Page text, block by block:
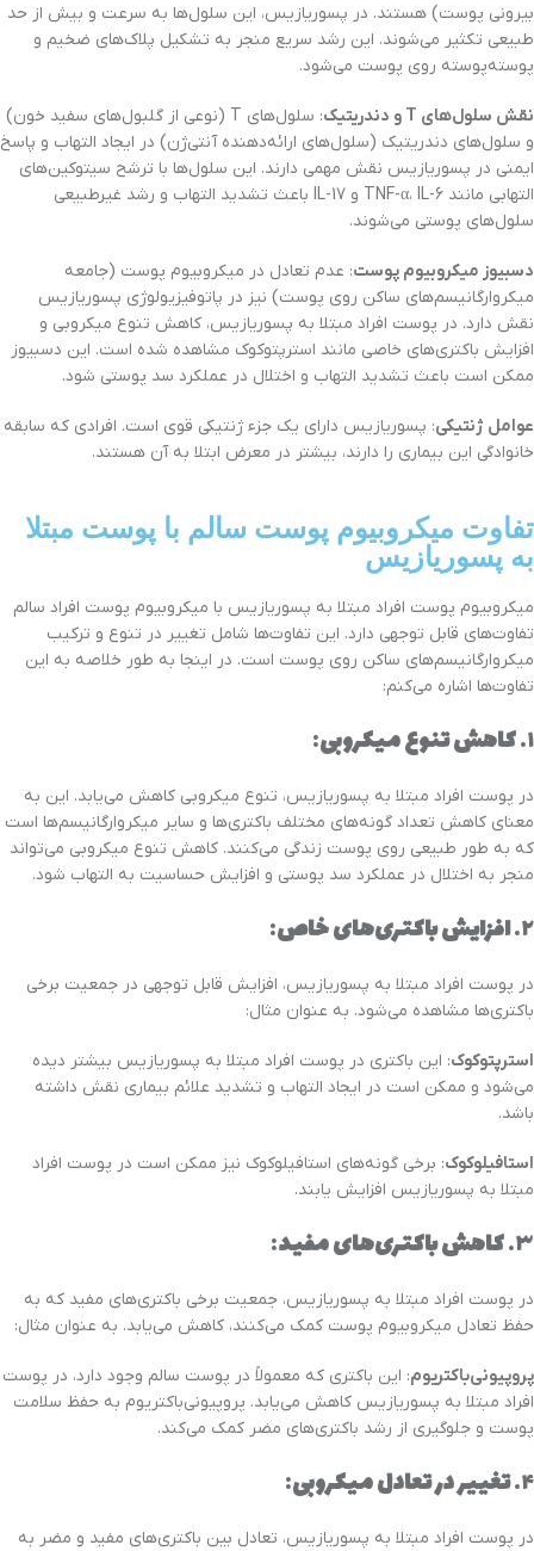
بیرونی پوست) هستند. در پسوریازیس، این سلول‌ها به سرعت و بیش از حد
طبیعی تکثیر می‌شوند. این رشد سریع منجر به تشکیل پلاک‌های ضخیم و
پوسته‌پوسته روی پوست می‌شود.
نقش سلول‌های T و دندریتیک
: سلول‌های T (نوعی از گلبول‌های سفید خون)
و سلول‌های دندریتیک (سلول‌های ارائه‌دهنده آنتی‌ژن) در ایجاد التهاب و پاسخ
ایمنی در پسوریازیس نقش مهمی دارند. این سلول‌ها با ترشح سیتوکین‌های
التهابی مانند TNF-α، IL-6 و IL-17 باعث تشدید التهاب و رشد غیرطبیعی
سلول‌های پوستی می‌شوند.
دسبیوز میکروبیوم پوست: عدم تعادل در میکروبیوم پوست (جامعه
میکروارگانیسم‌های ساکن روی پوست) نیز در پاتوفیزیولوژی پسوریازیس
نقش دارد. در پوست افراد مبتلا به پسوریازیس، کاهش تنوع میکروبی و
افزایش باکتری‌های خاصی مانند استرپتوکوک مشاهده شده است. این دسبیوز
ممکن است باعث تشدید التهاب و اختلال در عملکرد سد پوستی شود.
عوامل ژنتیکی: پسوریازیس دارای یک جزء ژنتیکی قوی است. افرادی که سابقه
خانوادگی این بیماری را دارند، بیشتر در معرض ابتلا به آن هستند.
تفاوت میکروبیوم پوست سالم با پوست مبتلا
به پسوریازیس
میکروبیوم پوست افراد مبتلا به پسوریازیس با میکروبیوم پوست افراد سالم
تفاوت‌های قابل توجهی دارد. این تفاوت‌ها شامل تغییر در تنوع و ترکیب
میکروارگانیسم‌های ساکن روی پوست است. در اینجا به طور خلاصه به این
تفاوت‌ها اشاره می‌کنم:
۱. کاهش تنوع میکروبی:
در پوست افراد مبتلا به پسوریازیس، تنوع میکروبی کاهش می‌یابد. این به
معنای کاهش تعداد گونه‌های مختلف باکتری‌ها و سایر میکروارگانیسم‌ها است
که به طور طبیعی روی پوست زندگی می‌کنند. کاهش تنوع میکروبی می‌تواند
منجر به اختلال در عملکرد سد پوستی و افزایش حساسیت به التهاب شود.
۲. افزایش باکتری‌های خاص:
در پوست افراد مبتلا به پسوریازیس، افزایش قابل توجهی در جمعیت برخی
باکتری‌ها مشاهده می‌شود. به عنوان مثال:
استرپتوکوک: این باکتری در پوست افراد مبتلا به پسوریازیس بیشتر دیده
می‌شود و ممکن است در ایجاد التهاب و تشدید علائم بیماری نقش داشته
باشد.
استافیلوکوک: برخی گونه‌های استافیلوکوک نیز ممکن است در پوست افراد
مبتلا به پسوریازیس افزایش یابند.
۳. کاهش باکتری‌های مفید:
در پوست افراد مبتلا به پسوریازیس، جمعیت برخی باکتری‌های مفید که به
حفظ تعادل میکروبیوم پوست کمک می‌کنند، کاهش می‌یابد. به عنوان مثال:
پروپیونی‌باکتریوم: این باکتری که معمولاً در پوست سالم وجود دارد، در پوست
افراد مبتلا به پسوریازیس کاهش می‌یابد. پروپیونی‌باکتریوم به حفظ سلامت
پوست و جلوگیری از رشد باکتری‌های مضر کمک می‌کند.
۴. تغییر در تعادل میکروبی:
در پوست افراد مبتلا به پسوریازیس، تعادل بین باکتری‌های مفید و مضر به